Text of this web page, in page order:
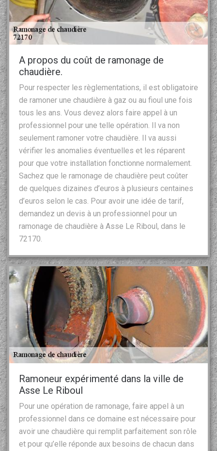
A propos du coût de ramonage de
chaudière.
Pour respecter les règlementations, il est obligatoire
de ramoner une chaudière à gaz ou au fioul une fois
tous les ans. Vous devez alors faire appel à un
professionnel pour une telle opération. Il va non
seulement ramoner votre chaudière. Il va aussi
vérifier les anomalies éventuelles et les réparent
pour que votre installation fonctionne normalement.
Sachez que le ramonage de chaudière peut coûter
de quelques dizaines d’euros à plusieurs centaines
d’euros selon le cas. Pour avoir une idée de tarif,
demandez un devis à un professionnel pour un
ramonage de chaudière à Asse Le Riboul, dans le
72170.
Ramoneur expérimenté dans la ville de
Asse Le Riboul
Pour une opération de ramonage, faire appel à un
professionnel dans ce domaine est nécessaire pour
avoir une chaudière qui remplit parfaitement son rôle
et pour qu’elle réponde aux besoins de chacun dans